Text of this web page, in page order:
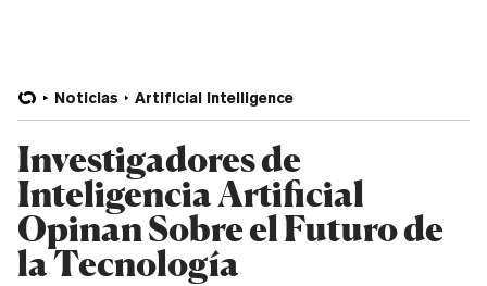
Noticias Artificial Intelligence
Investigadores de
Inteligencia Artificial
Opinan Sobre el Futuro de
la Tecnología